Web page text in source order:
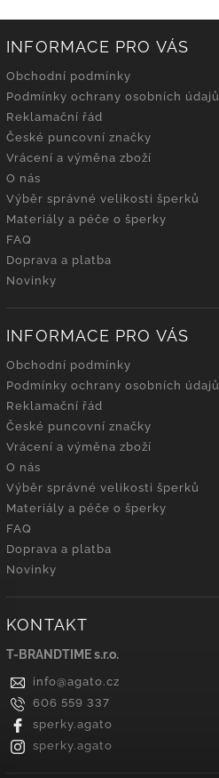
INFORMACE PRO VÁS
Obchodní podmínky
Podmínky ochrany osobních údajů
Reklamační řád
České puncovní značky
Vrácení a výměna zboží
O nás
Výběr správné velikosti šperků
Materiály a péče o šperky
FAQ
Doprava a platba
Novinky
INFORMACE PRO VÁS
Obchodní podmínky
Podmínky ochrany osobních údajů
Reklamační řád
České puncovní značky
Vrácení a výměna zboží
O nás
Výběr správné velikosti šperků
Materiály a péče o šperky
FAQ
Doprava a platba
Novinky
KONTAKT
T-BRANDTIME s.r.o.
info@agato.cz
606 559 337
sperky.agato
sperky.agato